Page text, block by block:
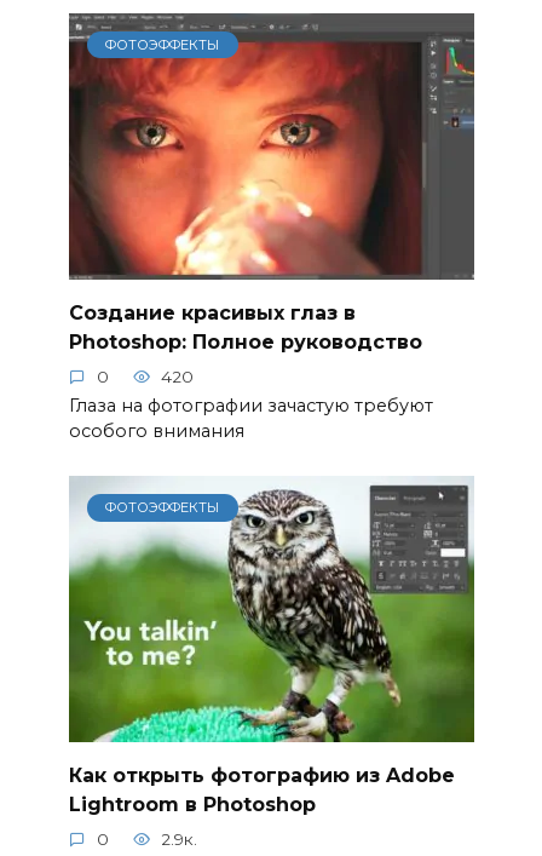
ФОТОЭФФЕКТЫ
Создание красивых глаз в
Photoshop: Полное руководство
0 420
Глаза на фотографии зачастую требуют
особого внимания
ФОТОЭФФЕКТЫ
Как открыть фотографию из Adobe
Lightroom в Photoshop
0 2.9к.